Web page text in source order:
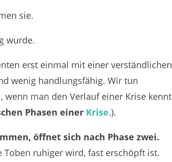
sie.
wurde.
erst einmal mit einer verständlichen
wenig handlungsfähig. Wir tun
wenn man den Verlauf einer Krise kennt
Phasen einer Krise.).
öffnet sich nach Phase zwei.
Toben ruhiger wird, fast erschöpft ist.